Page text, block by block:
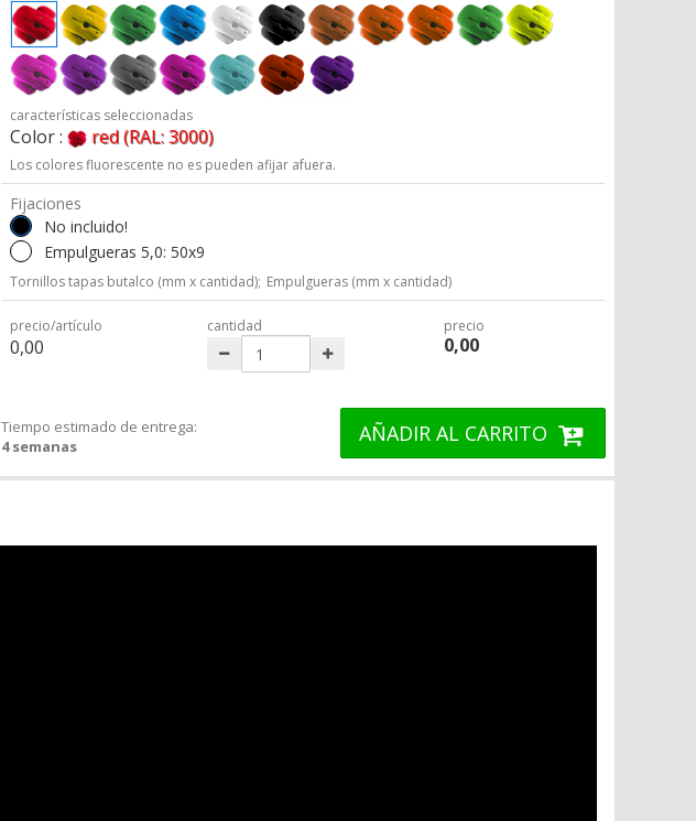
características seleccionadas
Color : red (RAL: 3000)
Los colores fluorescente no es pueden afijar afuera.
Fijaciones
No incluido!
Empulgueras 5,0: 50x9
Tornillos tapas butalco (mm x cantidad); Empulgueras (mm x cantidad)
precio/artículo
0,00
cantidad precio
0,00
Tiempo estimado de entrega:
4 semanas
AÑADIR AL CARRITO